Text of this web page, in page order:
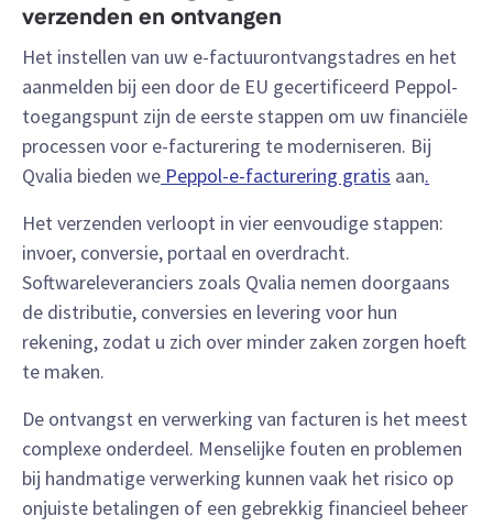
verzenden en ontvangen
Het instellen van uw e-factuurontvangstadres en het
aanmelden bij een door de EU gecertificeerd Peppol-
toegangspunt zijn de eerste stappen om uw financiële
processen voor e-facturering te moderniseren. Bij
Qvalia bieden we Peppol-e-facturering gratis aan.
Het verzenden verloopt in vier eenvoudige stappen:
invoer, conversie, portaal en overdracht.
Softwareleveranciers zoals Qvalia nemen doorgaans
de distributie, conversies en levering voor hun
rekening, zodat u zich over minder zaken zorgen hoeft
te maken.
De ontvangst en verwerking van facturen is het meest
complexe onderdeel. Menselijke fouten en problemen
bij handmatige verwerking kunnen vaak het risico op
onjuiste betalingen of een gebrekkig financieel beheer